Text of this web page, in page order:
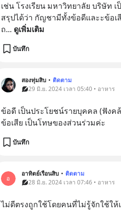
เช่น โรงเรียน มหาวิทยาลัย บริษัท เ
สรุปได้ว่า กัญชามีทั้งข้อดีและะข้อ
ถ... ดูเพิ่มเติม
บันทึก
สองทุ่มสิบ • ติดตาม
29 มิ.ย. 2024 เวลา 05:40 • อาหาร
ข้อดี เป็นประโยชน์รายบุคคล (ฟังค
ข้อเสีย เป็นโทษของส่วนร่วมค่ะ
บันทึก
อ
อาทิตย์เรือนสิบ • ติดตาม
28 มิ.ย. 2024 เวลา 07:46 • อาหาร
ไม่ดีตรงถูกใช้โดยคนที่ไม่รู้จักใช้ให้